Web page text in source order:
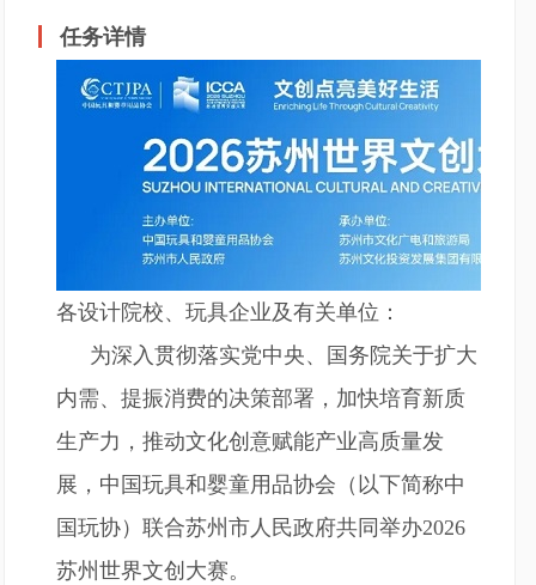
任务详情
各设计院校、玩具企业及有关单位：
为深入贯彻落实党中央、国务院关于扩大
内需、提振消费的决策部署，加快培育新质
生产力，推动文化创意赋能产业高质量发
展，中国玩具和婴童用品协会（以下简称中
国玩协）联合苏州市人民政府共同举办2026
苏州世界文创大赛。